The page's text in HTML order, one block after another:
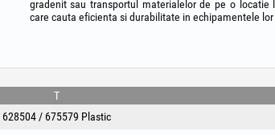
gradenit sau transportul materialelor de pe o
care cauta eficienta si durabilitate in echipamentele
T
628504 / 675579 Plastic